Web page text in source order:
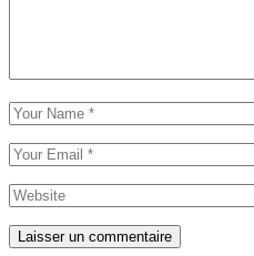
Laisser un commentaire